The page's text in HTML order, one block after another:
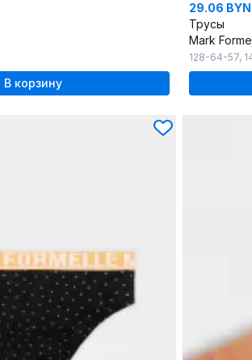
В корзину
29.06 BYN
Трусы
Mark
128-64-57,